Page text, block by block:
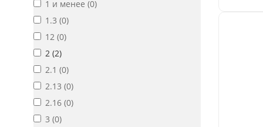
1 и менее (0)
1.3 (0)
12 (0)
2 (2)
2.1 (0)
2.13 (0)
2.16 (0)
3 (0)